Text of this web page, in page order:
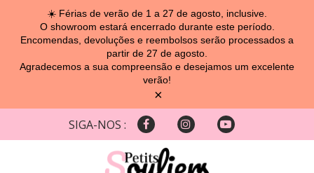
☀️ Férias de verão de 1 a 27 de agosto, inclusive.
O showroom estará encerrado durante este período.
Encomendas, devoluções e reembolsos serão processados ​​a
partir de 27 de agosto.
Agradecemos a sua compreensão e desejamos um excelente
verão!
×
SIGA-NOS :